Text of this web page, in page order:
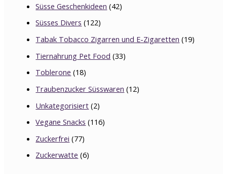
Süsse Geschenkideen (42)
Süsses Divers (122)
Tabak Tobacco Zigarren und E-Zigaretten (19)
Tiernahrung Pet Food (33)
Toblerone (18)
Traubenzucker Süsswaren (12)
Unkategorisiert (2)
Vegane Snacks (116)
Zuckerfrei (77)
Zuckerwatte (6)